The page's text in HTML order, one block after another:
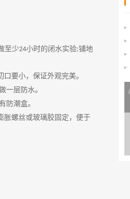
至少24小时的闭水实验;铺地
要小，保证外观完美。
一层防水。
防潮盒。
胀螺丝或玻璃胶固定，便于